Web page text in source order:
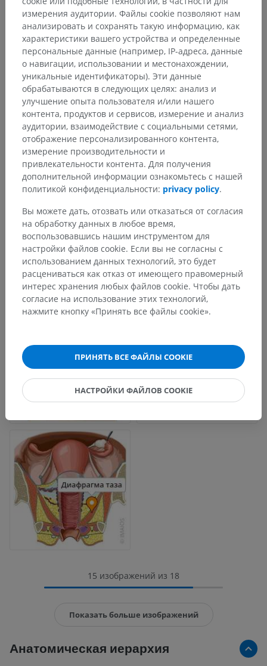
15 изображений из 18
Показать больше изображений
Анатомическая иерархия
измерения аудитории. Файлы cookie позволяют нам
анализировать и сохранять такую информацию, как
характеристики вашего устройства и определенные
персональные данные (например, IP-адреса, данные
о навигации, использовании и местонахождении,
уникальные идентификаторы). Эти данные
обрабатываются в следующих целях: анализ и
улучшение опыта пользователя и/или нашего
контента, продуктов и сервисов, измерение и анализ
аудитории, взаимодействие с социальными сетями,
отображение персонализированного контента,
измерение производительности и
привлекательности контента. Для получения
дополнительной информации ознакомьтесь с нашей
политикой конфиденциальности: privacy policy.
Вы можете дать, отозвать или отказаться от согласия
на обработку данных в любое время,
воспользовавшись нашим инструментом для
настройки файлов cookie. Если вы не согласны с
использованием данных технологий, это будет
расцениваться как отказ от имеющего правомерный
интерес хранения любых файлов cookie. Чтобы дать
согласие на использование этих технологий,
нажмите кнопку «Принять все файлы cookie».
ПРИНЯТЬ ВСЕ ФАЙЛЫ COOKIE
НАСТРОЙКИ ФАЙЛОВ COOKIE